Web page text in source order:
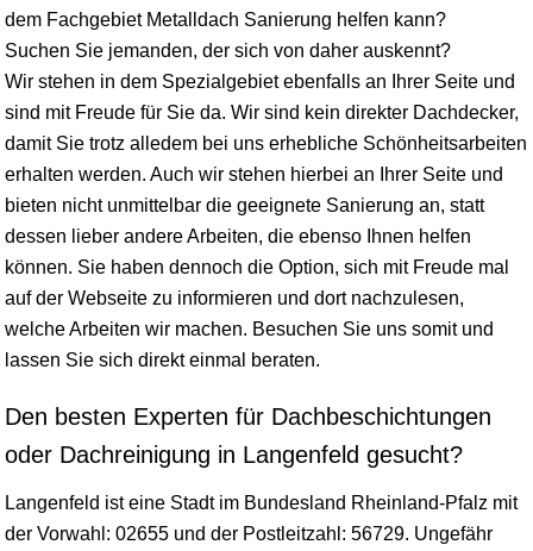
dem Fachgebiet Metalldach Sanierung helfen kann?
Suchen Sie jemanden, der sich von daher auskennt?
Wir stehen in dem Spezialgebiet ebenfalls an Ihrer Seite und
sind mit Freude für Sie da. Wir sind kein direkter Dachdecker,
damit Sie trotz alledem bei uns erhebliche Schönheitsarbeiten
erhalten werden. Auch wir stehen hierbei an Ihrer Seite und
bieten nicht unmittelbar die geeignete Sanierung an, statt
dessen lieber andere Arbeiten, die ebenso Ihnen helfen
können. Sie haben dennoch die Option, sich mit Freude mal
auf der Webseite zu informieren und dort nachzulesen,
welche Arbeiten wir machen. Besuchen Sie uns somit und
lassen Sie sich direkt einmal beraten.
Den besten Experten für Dachbeschichtungen
oder Dachreinigung in Langenfeld gesucht?
Langenfeld ist eine Stadt im Bundesland Rheinland-Pfalz mit
der Vorwahl: 02655 und der Postleitzahl: 56729. Ungefähr